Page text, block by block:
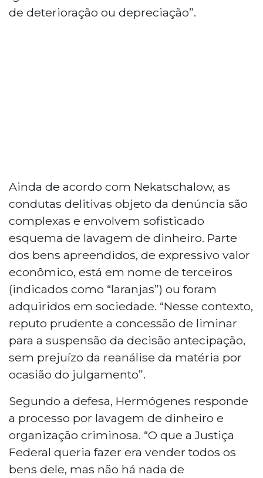
de deterioração ou depreciação”.
Ainda de acordo com Nekatschalow, as
condutas delitivas objeto da denúncia são
complexas e envolvem sofisticado
esquema de lavagem de dinheiro. Parte
dos bens apreendidos, de expressivo valor
econômico, está em nome de terceiros
(indicados como “laranjas”) ou foram
adquiridos em sociedade. “Nesse contexto,
reputo prudente a concessão de liminar
para a suspensão da decisão antecipação,
sem prejuízo da reanálise da matéria por
ocasião do julgamento”.
Segundo a defesa, Hermógenes responde
a processo por lavagem de dinheiro e
organização criminosa. “O que a Justiça
Federal queria fazer era vender todos os
bens dele, mas não há nada de